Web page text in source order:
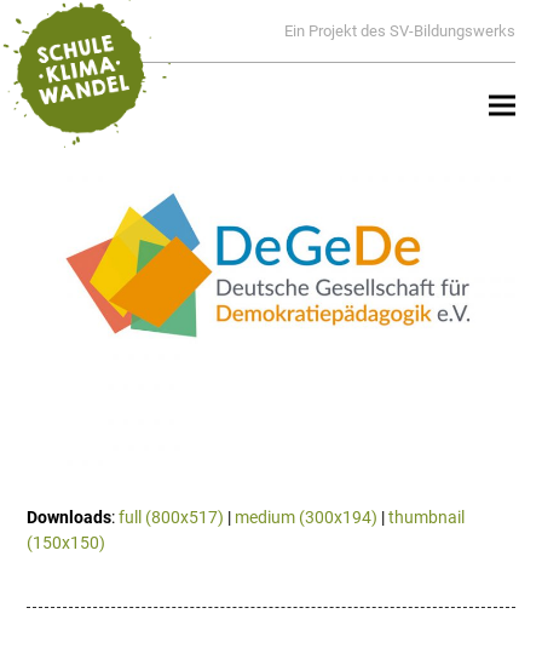
Ein Projekt des SV-Bildungswerks
Downloads:full (800x517) | medium (300x194) |thumbnail
(150x150)